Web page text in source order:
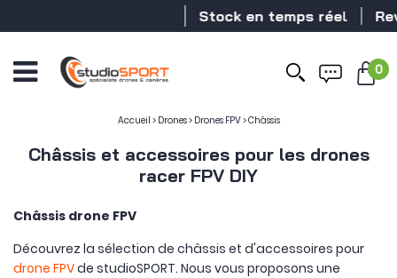
Stock en temps réel Revendeur
0
Accueil > Drones> Drones FPV>Châssis
Châssis et accessoires pour les drones
racer FPV DIY
Châssis drone FPV
Découvrez la sélection de châssis et d'accessoires pour
drone FPVde studioSPORT. Nous vous proposons une